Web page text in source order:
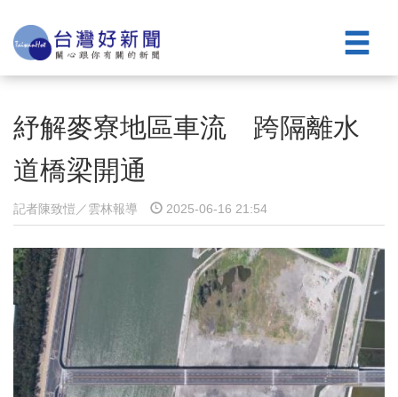
紓解麥寮地區車流 跨隔離水
道橋梁開通
記者陳致愷／雲林報導 2025-06-16 21:54